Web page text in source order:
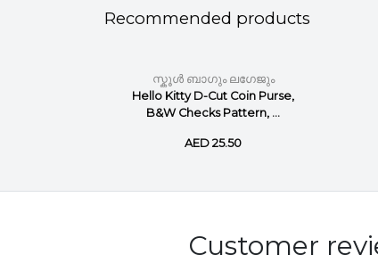
Recommended products
സ്കൂൾ ബാഗും ലഗേജും
Hello Kitty D-Cut Coin Purse,
B&W Checks Pattern, ...
AED 25.50
Customer